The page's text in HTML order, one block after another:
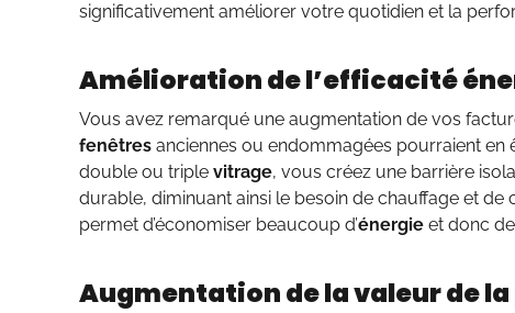
significativement améliorer votre quotidien et la
Amélioration de l’efficacité
Vous avez remarqué une augmentation de vos
fenêtres anciennes ou endommagées pourraient en
double ou triple vitrage, vous créez une barrière
durable, diminuant ainsi le besoin de chauffage et de
permet d’économiser beaucoup d’énergie et donc
Augmentation de la valeur de